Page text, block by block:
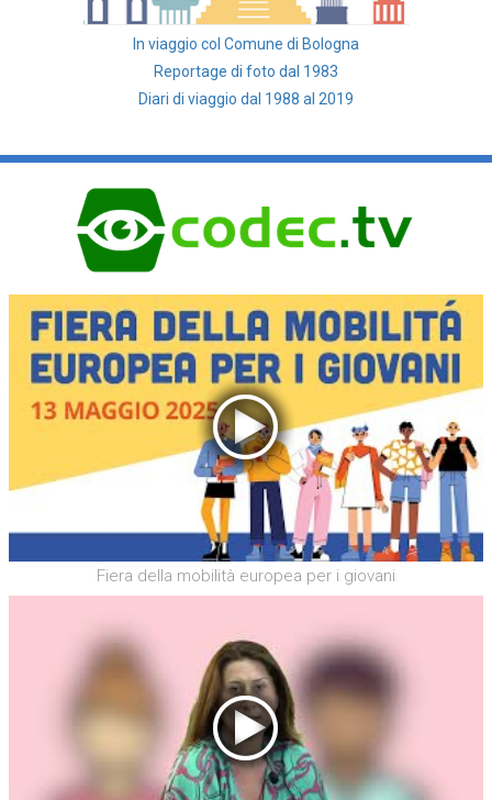
In viaggio col Comune di Bologna
Reportage di foto dal 1983
Diari di viaggio dal 1988 al 2019
Fiera della mobilità europea per i giovani